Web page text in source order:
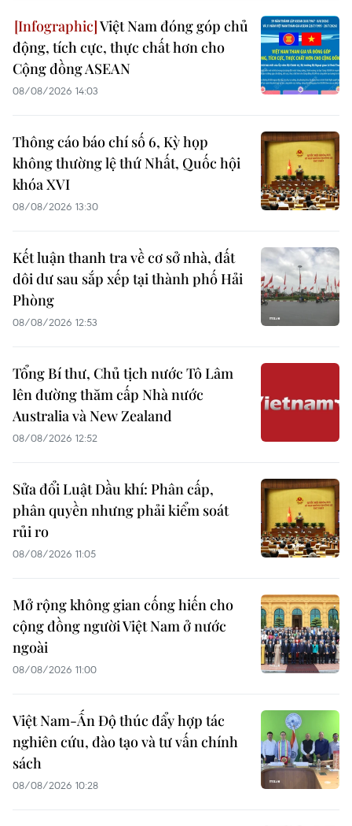
Việt Nam đóng góp chủ
động, tích cực, thực chất hơn cho
Cộng đồng ASEAN
08/08/2026 14:03
Thông cáo báo chí số 6, Kỳ họp
không thường lệ thứ Nhất, Quốc hội
khóa XVI
08/08/2026 13:30
Kết luận thanh tra về cơ sở nhà, đất
dôi dư sau sắp xếp tại thành phố Hải
Phòng
08/08/2026 12:53
Tổng Bí thư, Chủ tịch nước Tô Lâm
lên đường thăm cấp Nhà nước
Australia và New Zealand
08/08/2026 12:52
Sửa đổi Luật Dầu khí: Phân cấp,
phân quyền nhưng phải kiểm soát
rủi ro
08/08/2026 11:05
Mở rộng không gian cống hiến cho
cộng đồng người Việt Nam ở nước
ngoài
08/08/2026 11:00
Việt Nam-Ấn Độ thúc đẩy hợp tác
nghiên cứu, đào tạo và tư vấn chính
sách
08/08/2026 10:28